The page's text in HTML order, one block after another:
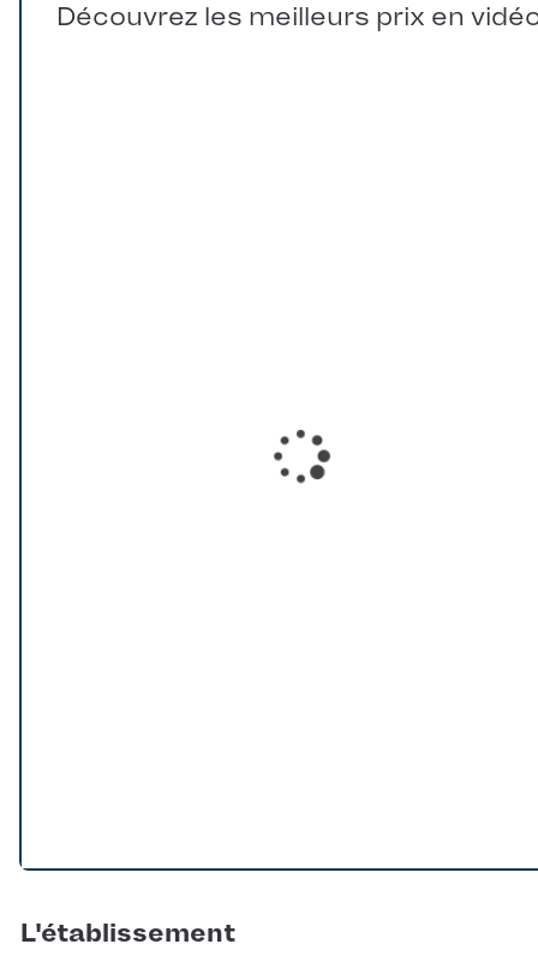
Découvrez les meilleurs prix en
L'établissement